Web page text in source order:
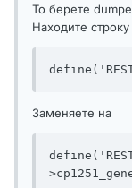
То берете
Находите
Заменяете на